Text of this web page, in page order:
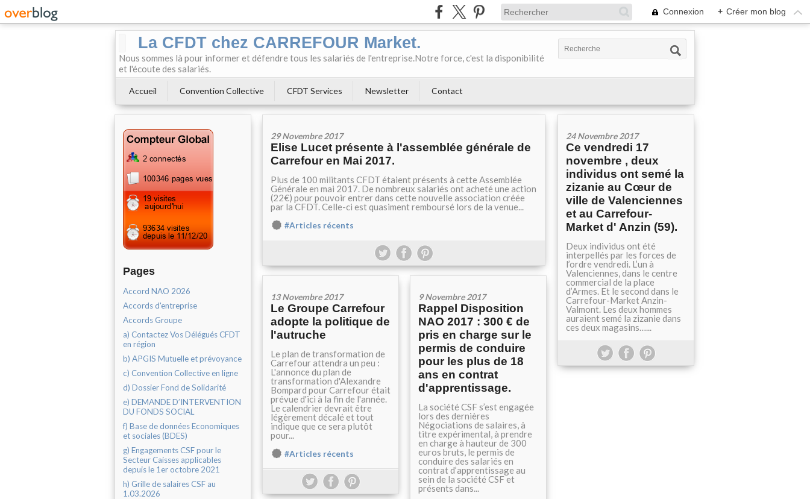
Connexion + Créer mon blog
La CFDT chez CARREFOUR Market.
Nous sommes là pour informer et défendre tous les salariés de l'entreprise.Notre force, c'est la disponibilité
et l'écoute des salariés.
Accueil Convention Collective CFDT Services Newsletter Contact
Pages
Accord NAO 2026
Accords d'entreprise
Accords Groupe
a) Contactez Vos Délégués CFDT
en région
b) APGIS Mutuelle et prévoyance
c) Convention Collective en ligne
d) Dossier Fond de Solidarité
e) DEMANDE D’INTERVENTION
DU FONDS SOCIAL
f) Base de données Economiques
et sociales (BDES)
g) Engagements CSF pour le
Secteur Caisses applicables
depuis le 1er octobre 2021
h) Grille de salaires CSF au
1.03.2026
29 Novembre 2017
Elise Lucet présente à l'assemblée générale de
Carrefour en Mai 2017.
Plus de 100 militants CFDT étaient présents à cette Assemblée
Générale en mai 2017. De nombreux salariés ont acheté une action
(22€) pour pouvoir entrer dans cette nouvelle association créée
par la CFDT. Celle-ci est quasiment remboursé lors de la venue...
#Articles récents
24 Novembre 2017
Ce vendredi 17
novembre , deux
individus ont semé la
zizanie au Cœur de
ville de Valenciennes
et au Carrefour-
Market d' Anzin (59).
Deux individus ont été
interpellés par les forces de
l’ordre vendredi. L’un à
Valenciennes, dans le centre
commercial de la place
d’Armes. Et le second dans le
Carrefour-Market Anzin-
Valmont. Les deux hommes
auraient semé la zizanie dans
ces deux magasins…...
13 Novembre 2017
Le Groupe Carrefour
adopte la politique de
l'autruche
Le plan de transformation de
Carrefour attendra un peu :
L'annonce du plan de
transformation d'Alexandre
Bompard pour Carrefour était
prévue d'ici à la fin de l'année.
Le calendrier devrait être
légèrement décalé et tout
indique que ce sera plutôt
pour...
#Articles récents
9 Novembre 2017
Rappel Disposition
NAO 2017 : 300 € de
pris en charge sur le
permis de conduire
pour les plus de 18
ans en contrat
d'apprentissage.
La société CSF s’est engagée
lors des dernières
Négociations de salaires, à
titre expérimental, à prendre
en charge à hauteur de 300
euros bruts, le permis de
conduire des salariés en
contrat d’apprentissage au
sein de la société CSF et
présents dans...